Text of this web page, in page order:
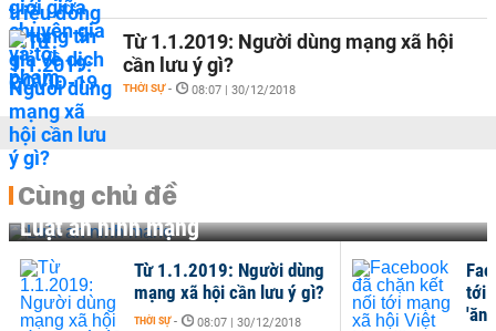
Từ 1.1.2019: Người dùng mạng xã hội
cần lưu ý gì?
THỜI SỰ - 08:07 | 30/12/2018
Cùng chủ đề
Luật an ninh mạng
Từ 1.1.2019: Người dùng
mạng xã hội cần lưu ý gì?
THỜI SỰ - 08:07 | 30/12/2018
tới
'ăn